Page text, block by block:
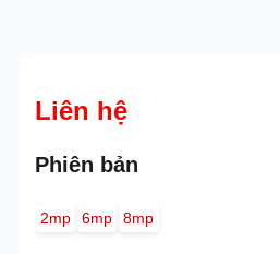
Liên hệ
Phiên bản
2mp 6mp 8mp